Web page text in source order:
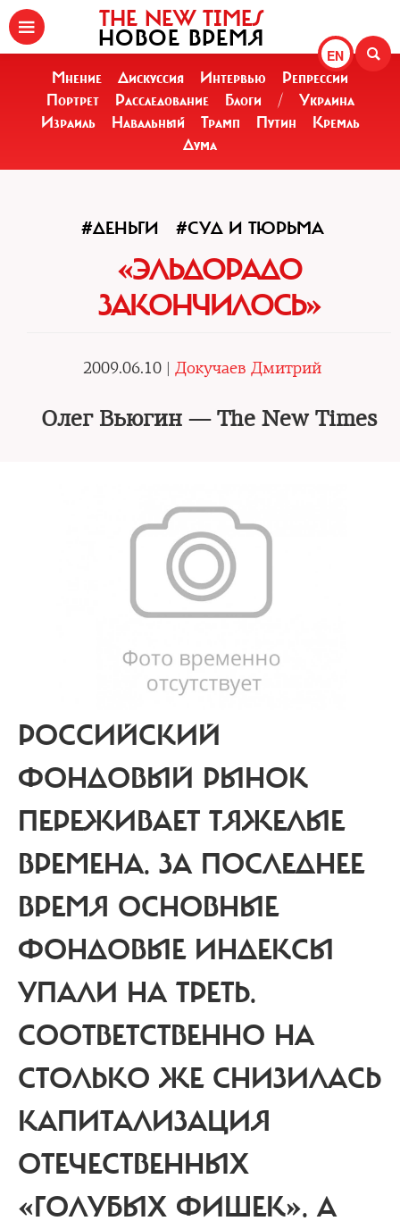
EN
THE NEW TIMES
НОВОЕ ВРЕМЯ
Мнение Дискуссия Интервью
Репрессии
Портрет
Расследование Блоги /
Украина
Израиль
Навальный Трамп Путин
Кремль
Дума
#ДЕНЬГИ #СУД И ТЮРЬМА
«ЭЛЬДОРАДО
ЗАКОНЧИЛОСЬ»
2009.06.10 | Докучаев Дмитрий
Олег Вьюгин — The New Times
РОССИЙСКИЙ
ФОНДОВЫЙ РЫНОК
ПЕРЕЖИВАЕТ ТЯЖЕЛЫЕ
ВРЕМЕНА. ЗА ПОСЛЕДНЕЕ
ВРЕМЯ ОСНОВНЫЕ
ФОНДОВЫЕ ИНДЕКСЫ
УПАЛИ НА ТРЕТЬ.
СООТВЕТСТВЕННО НА
СТОЛЬКО ЖЕ СНИЗИЛАСЬ
КАПИТАЛИЗАЦИЯ
ОТЕЧЕСТВЕННЫХ
«ГОЛУБЫХ ФИШЕК». А